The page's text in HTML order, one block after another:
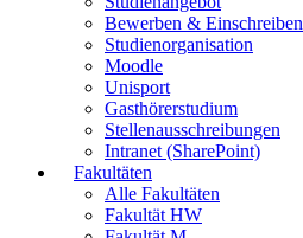
Bewerben & Einschreiben
Studienorganisation
Moodle
Unisport
Gasthörerstudium
Stellenausschreibungen
Intranet (SharePoint)
Fakultäten
Alle Fakultäten
Fakultät HW